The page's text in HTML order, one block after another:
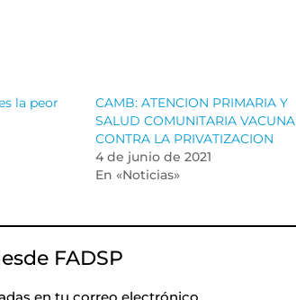
la peor
CAMB: ATENCION PRIMARIA Y
SALUD COMUNITARIA VACUNA
CONTRA LA PRIVATIZACION
4 de junio de 2021
En «Noticias»
FADSP
en tu correo electrónico.